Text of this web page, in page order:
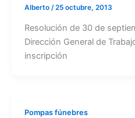
Alberto /25 octubre, 2013
Resolución de 30 de
Dirección General de
inscripción
Pompas fúnebres